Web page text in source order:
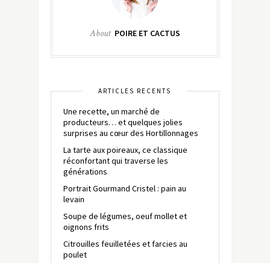
About POIRE ET CACTUS
ARTICLES RÉCENTS
Une recette, un marché de
producteurs… et quelques jolies
surprises au cœur des Hortillonnages
La tarte aux poireaux, ce classique
réconfortant qui traverse les
générations
Portrait Gourmand Cristel : pain au
levain
Soupe de légumes, oeuf mollet et
oignons frits
Citrouilles feuilletées et farcies au
poulet